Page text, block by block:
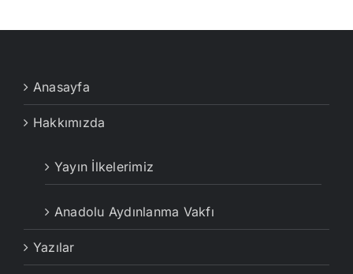
Anasayfa
Hakkımızda
Yayın İlkelerimiz
Anadolu Aydınlanma Vakfı
Yazılar